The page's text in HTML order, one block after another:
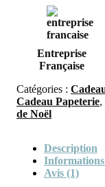
Entreprise
Française
Catégories :
Cadeau Papeterie,
de Noël
Description
Avis (1)